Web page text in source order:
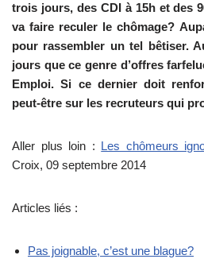
trois jours, des CDI à 15h et des
va faire reculer le chômage?
pour rassembler un tel bêtiser.
jours que ce genre d’offres
Emploi. Si ce dernier doit
peut-être sur les recruteurs qui
Aller plus loin : Les chômeurs
Croix, 09 septembre 2014
Articles liés :
Pas joignable, c’est une blague?